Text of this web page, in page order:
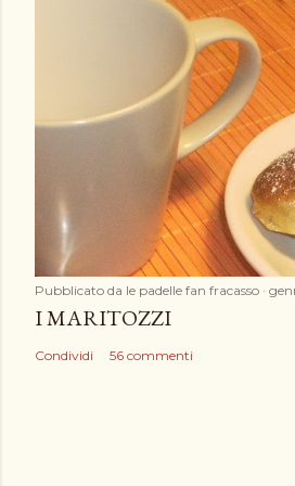
Pubblicato da le padelle fan fracasso
I MARITOZZI
Condividi 56 commenti